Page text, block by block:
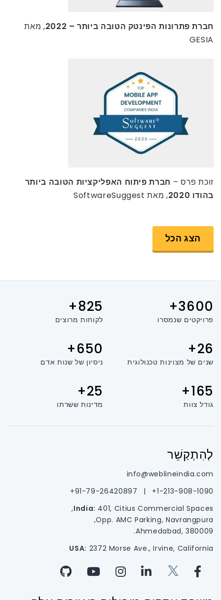
חברת פתרונות הפינטק הטובה ביותר – 2022
, מאת
GESIA
זוכת פרס – חברת פיתוח האפליקציות הטובה ביותר
בהודו 2020
, מאת SoftwareSuggest
הצג הכל
3600+
פרויקטים שנמסרו
825+
לקוחות מרוצים
26+
שנים של מצוינות טכנולוגית
650+
ניסיון של שנות אדם
165+
גודל צוות
25+
מדינות ששרתו
לְהִתְקַשֵׁר
info@weblineindia.com
1-213-908-1090+
|
91-79-26420897+
India: 401, Citius Commercial Spaces,
Opp. AMC Parking, Navrangpura,
Ahmedabad, 380009.
USA: 2372 Morse Ave., Irvine, California